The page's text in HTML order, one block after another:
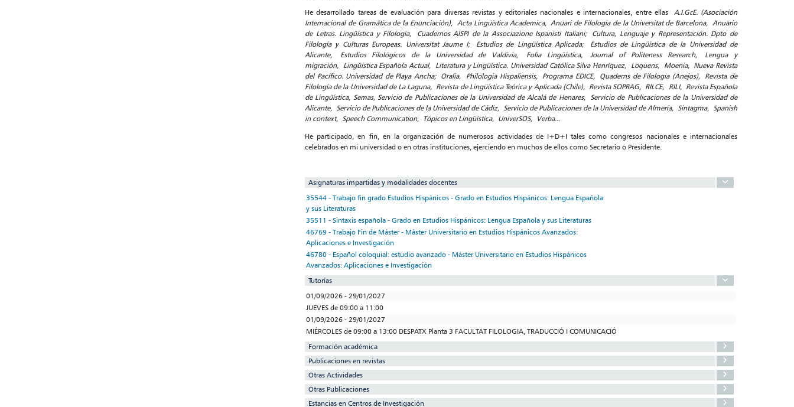
He desarrollado tareas de evaluación para diversas revistas y editoriales nacionales e internacionales, entre ellas A.I.Gr.E. (Asociación
Internacional de Gramática de la Enunciación), Acta Lingüística Academica, Anuari de Filologia de la Universitat de Barcelona, Anuario
de Letras. Lingüística y Filología, Cuadernos AISPI de la Associazione Ispanisti Italiani; Cultura, Lenguaje y Representación. Dpto de
Filología y Culturas Europeas. Universitat Jaume I; Estudios de Lingüística Aplicada; Estudios de Lingüística de la Universidad de
Alicante, Estudios Filológicos de la Universidad de Valdivia, Folia Lingüística, Journal of Politeness Research, Lengua y
migración, Lingüística Española Actual, Literatura y Lingüística. Universidad Católica Silva Henríquez, Loquens, Moenia, Nueva Revista
del Pacífico. Universidad de Playa Ancha; Oralia, Philologia Hispaliensis, Programa EDICE, Quaderns de Filologia (Anejos), Revista de
Filología de la Universidad de La Laguna, Revista de Lingüística Teórica y Aplicada (Chile), Revista SOPRAG, RILCE, RILI, Revista Española
de Lingüística, Semas, Servicio de Publicaciones de la Universidad de Alcalá de Henares, Servicio de Publicaciones de la Universidad de
Alicante, Servicio de Publicaciones de la Universidad de Cádiz, Servicio de Publicaciones de la Universidad de Almería, Sintagma, Spanish
in context, Speech Communication, Tópicos en Lingüística, UniverSOS, Verba...
He participado, en fin, en la organización de numerosos actividades de I+D+I tales como congresos nacionales e internacionales
celebrados en mi universidad o en otras instituciones, ejerciendo en muchos de ellos como Secretario o Presidente.
Asignaturas impartidas y modalidades docentes
35544 - Trabajo fin grado Estudios Hispánicos - Grado en Estudios Hispánicos: Lengua Española
y sus Literaturas
35511 - Sintaxis española - Grado en Estudios Hispánicos: Lengua Española y sus Literaturas
46769 - Trabajo Fin de Máster - Máster Universitario en Estudios Hispánicos Avanzados:
Aplicaciones e Investigación
46780 - Español coloquial: estudio avanzado - Máster Universitario en Estudios Hispánicos
Avanzados: Aplicaciones e Investigación
Tutorías
01/09/2026 - 29/01/2027
JUEVES de 09:00 a 11:00
01/09/2026 - 29/01/2027
MIÉRCOLES de 09:00 a 13:00 DESPATX Planta 3 FACULTAT FILOLOGIA, TRADUCCIÓ I COMUNICACIÓ
Formación académica
Publicaciones en revistas
Otras Actividades
Otras Publicaciones
Estancias en Centros de Investigación